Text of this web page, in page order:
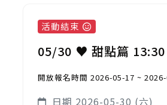
活動結束
05/30 ♥ 甜點篇
開放報名時間 2026-05-17 ~
日期 2026-05-30 (六)